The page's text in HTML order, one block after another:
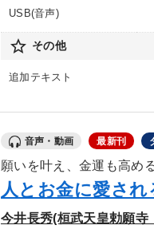
USB(音声)
star_border その他
追加テキスト
音声・動画 最新刊
願いを叶え、金運も高め
人とお金に愛され
今井長秀(桓武天皇勅願